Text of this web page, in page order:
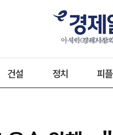
건설 정치 피플